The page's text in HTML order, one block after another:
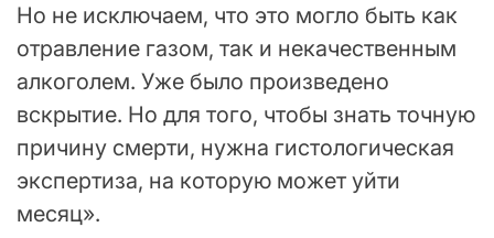
Но не исключаем, что это могло быть как
отравление газом, так и некачественным
алкоголем. Уже было произведено
вскрытие. Но для того, чтобы знать точную
причину смерти, нужна гистологическая
экспертиза, на которую может уйти
месяц».